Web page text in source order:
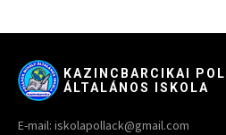
KAZINCBARCIKAI
ÁLTALÁNOS ISKOLA
E-mail: iskolapollack@gmail.com